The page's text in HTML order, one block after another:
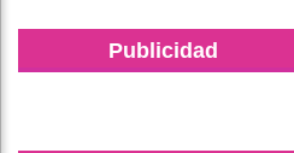
Publicidad